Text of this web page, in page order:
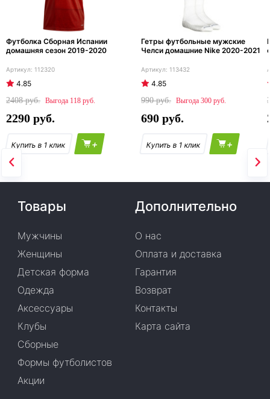
Футболка Сборная Испании
домашняя сезон 2019-2020
112320
4.85
2408
118
2290
+
Гетры футбольные мужские
Челси домашние Nike 2020-2021
113432
4.85
990
300
690
+
Товары
Мужчины
Женщины
Детская форма
Одежда
Аксессуары
Клубы
Сборные
Формы футболистов
Акции
Дополнительно
О нас
Оплата и доставка
Гарантия
Возврат
Контакты
Карта сайта